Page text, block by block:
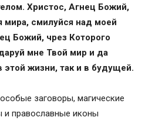
чтобы чаще
о благах
Христос, Агнец Божий,
мира, смилуйся над моей
Божий, чрез Которого
мне Твой мир и да
этой жизни, так и в будущей.
заговоры, магические
и православные иконы